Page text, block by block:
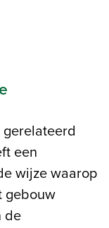
gerelateerd
een
wijze waarop
gebouw
de